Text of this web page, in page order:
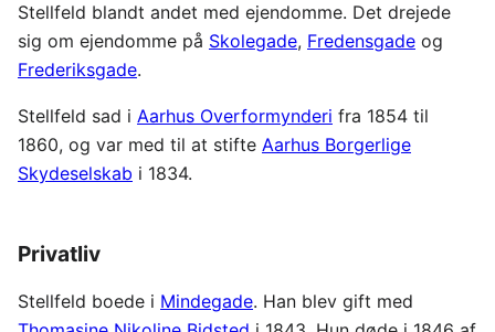
Stellfeld blandt andet med ejendomme. Det drejede
sig om ejendomme på Skolegade, Fredensgade og
Frederiksgade.
Stellfeld sad i Aarhus Overformynderi fra 1854 til
1860, og var med til at stifte Aarhus Borgerlige
Skydeselskab i 1834.
Privatliv
Stellfeld boede i Mindegade. Han blev gift med